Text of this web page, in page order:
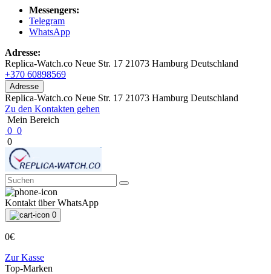
Messengers:
Telegram
WhatsApp
Adresse:
Replica-Watch.co Neue Str. 17 21073 Hamburg Deutschland
+370 60898569
Adresse
Replica-Watch.co Neue Str. 17 21073 Hamburg Deutschland
Zu den Kontakten gehen
Mein Bereich
0 0
0
Kontakt über WhatsApp
0
0€
Zur Kasse
Top-Marken